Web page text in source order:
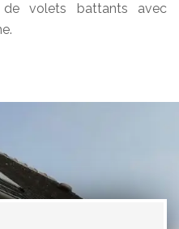
volets battants avec